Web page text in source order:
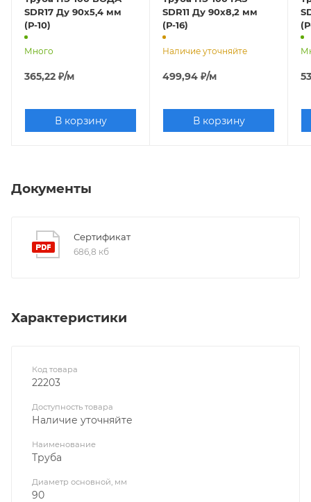
SDR17 Ду 90х5,4 мм
(Р-10)
Много
365,22 ₽/м
В корзину
SDR11 Ду 90х8,2 мм
(Р-16)
Наличие уточняйте
499,94 ₽/м
В корзину
Документы
Сертификат
686,8 кб
Характеристики
Код товара
22203
Доступность товара
Наличие уточняйте
Наименование
Труба
Диаметр основной, мм
90